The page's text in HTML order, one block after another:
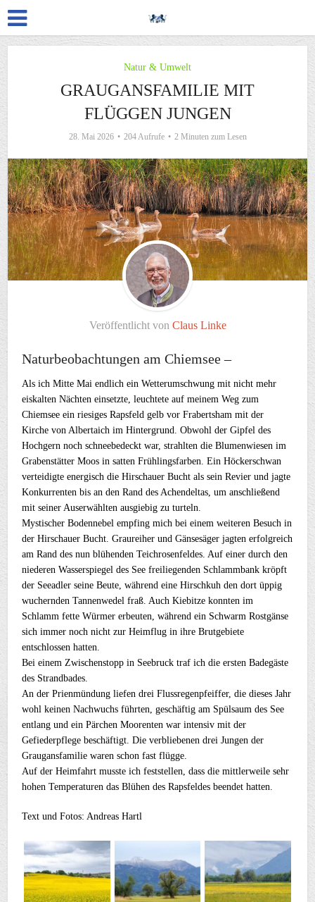
Natur & Umwelt
GRAUGANSFAMILIE MIT
FLÜGGEN JUNGEN
28. Mai 2026 204 Aufrufe 2 Minuten zum Lesen
Veröffentlicht von Claus Linke
Naturbeobachtungen am Chiemsee –
Als ich Mitte Mai endlich ein Wetterumschwung mit nicht mehr
eiskalten Nächten einsetzte, leuchtete auf meinem Weg zum
Chiemsee ein riesiges Rapsfeld gelb vor Frabertsham mit der
Kirche von Albertaich im Hintergrund. Obwohl der Gipfel des
Hochgern noch schneebedeckt war, strahlten die Blumenwiesen im
Grabenstätter Moos in satten Frühlingsfarben. Ein Höckerschwan
verteidigte energisch die Hirschauer Bucht als sein Revier und jagte
Konkurrenten bis an den Rand des Achendeltas, um anschließend
mit seiner Auserwählten ausgiebig zu turteln.
Mystischer Bodennebel empfing mich bei einem weiteren Besuch in
der Hirschauer Bucht. Graureiher und Gänsesäger jagten erfolgreich
am Rand des nun blühenden Teichrosenfeldes. Auf einer durch den
niederen Wasserspiegel des See freiliegenden Schlammbank kröpft
der Seeadler seine Beute, während eine Hirschkuh den dort üppig
wuchernden Tannenwedel fraß. Auch Kiebitze konnten im
Schlamm fette Würmer erbeuten, während ein Schwarm Rostgänse
sich immer noch nicht zur Heimflug in ihre Brutgebiete
entschlossen hatten.
Bei einem Zwischenstopp in Seebruck traf ich die ersten Badegäste
des Strandbades.
An der Prienmündung liefen drei Flussregenpfeiffer, die dieses Jahr
wohl keinen Nachwuchs führten, geschäftig am Spülsaum des See
entlang und ein Pärchen Moorenten war intensiv mit der
Gefiederpflege beschäftigt. Die verbliebenen drei Jungen der
Graugansfamilie waren schon fast flügge.
Auf der Heimfahrt musste ich feststellen, dass die mittlerweile sehr
hohen Temperaturen das Blühen des Rapsfeldes beendet hatten.
Text und Fotos: Andreas Hartl